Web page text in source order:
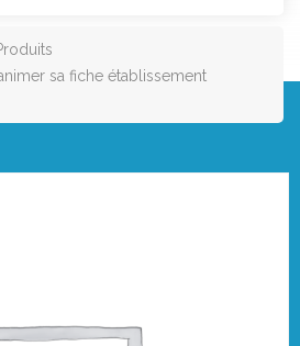
sa fiche établissement